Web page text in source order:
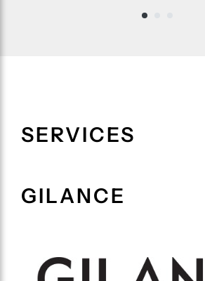
SERVICES
GILANCE